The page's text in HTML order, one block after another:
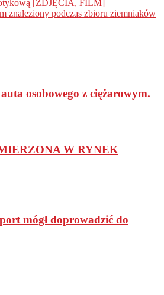
[ZDJĘCIA, FILM]
znaleziony podczas zbioru ziemniaków
osobowego z ciężarowym.
W RYNEK
mógł doprowadzić do